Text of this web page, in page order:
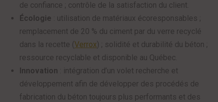
de confiance ; contrôle de la satisfaction du client.
Écologie : utilisation de matériaux écoresponsables ;
remplacement de 20 % du ciment par du verre recyclé
dans la recette (Verrox) ; solidité et durabilité du béton ;
ressource recyclable et disponible au Québec.
Innovation : intégration d’un volet recherche et
développement afin de développer des procédés de
fabrication du béton toujours plus performants et des